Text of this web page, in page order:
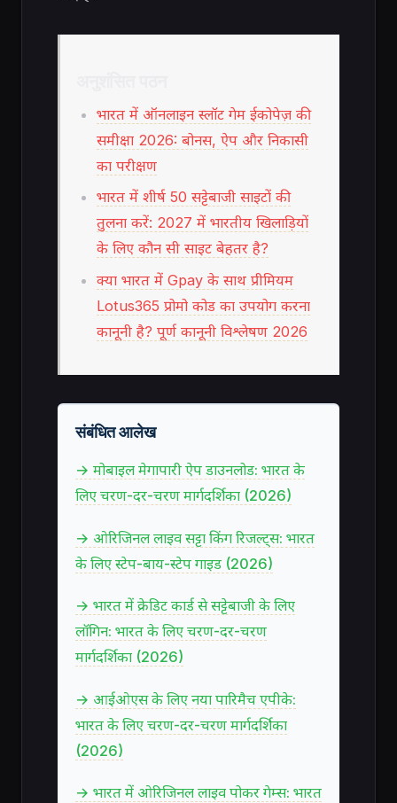
भारत में ऑनलाइन स्लॉट गेम ईकोपेज़ की
समीक्षा 2026: बोनस, ऐप और निकासी
का परीक्षण
भारत में शीर्ष 50 सट्टेबाजी साइटों की
तुलना करें: 2027 में भारतीय खिलाड़ियों
के लिए कौन सी साइट बेहतर है?
क्या भारत में Gpay के साथ प्रीमियम
Lotus365 प्रोमो कोड का उपयोग करना
कानूनी है? पूर्ण कानूनी विश्लेषण 2026
संबंधित आलेख
→ मोबाइल मेगापारी ऐप डाउनलोड: भारत के
लिए चरण-दर-चरण मार्गदर्शिका (2026)
→ ओरिजिनल लाइव सट्टा किंग रिजल्ट्स: भारत
के लिए स्टेप-बाय-स्टेप गाइड (2026)
→ भारत में क्रेडिट कार्ड से सट्टेबाजी के लिए
लॉगिन: भारत के लिए चरण-दर-चरण
मार्गदर्शिका (2026)
→ आईओएस के लिए नया पारिमैच एपीके:
भारत के लिए चरण-दर-चरण मार्गदर्शिका
(2026)
→ भारत में ओरिजिनल लाइव पोकर गेम्स: भारत